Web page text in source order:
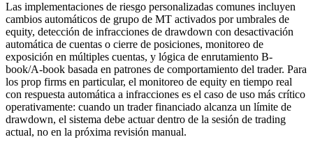
Las implementaciones de riesgo personalizadas comunes incluyen
cambios automáticos de grupo de MT activados por umbrales de
equity, detección de infracciones de drawdown con desactivación
automática de cuentas o cierre de posiciones, monitoreo de
exposición en múltiples cuentas, y lógica de enrutamiento B-
book/A-book basada en patrones de comportamiento del trader. Para
los prop firms en particular, el monitoreo de equity en tiempo real
con respuesta automática a infracciones es el caso de uso más crítico
operativamente: cuando un trader financiado alcanza un límite de
drawdown, el sistema debe actuar dentro de la sesión de trading
actual, no en la próxima revisión manual.